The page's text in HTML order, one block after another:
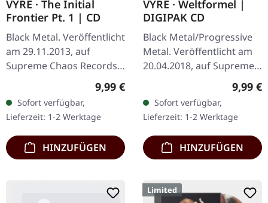
VYRE · The Initial
Frontier Pt. 1 | CD
Black Metal. Veröffentlicht
am 29.11.2013, auf
Supreme Chaos Records.
CD im Jewelcase mit 8-
seitigem Booklet. Was
passiert, wenn drei
kosmische…
Regulärer Preis:
9,99 €
Sofort verfügbar,
Lieferzeit: 1-2 Werktage
HINZUFÜGEN
VYRE · Weltformel |
DIGIPAK CD
Black Metal/Progressive
Metal. Veröffentlicht am
20.04.2018, auf Supreme
Chaos Records. Limitierte
Erstauflage als CD im
DigiPak. Schnall Dich an,…
9,99 €
Sofort verfügbar,
Lieferzeit: 1-2 Werktage
HINZUFÜGEN
Limited